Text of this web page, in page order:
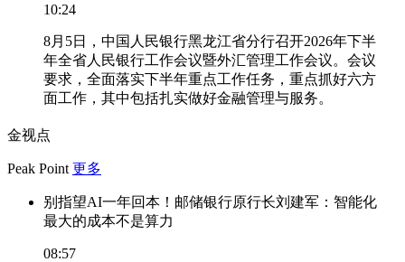
10:24
8月5日，中国人民银行黑龙江省分行召开2026年下半
年全省人民银行工作会议暨外汇管理工作会议。会议
要求，全面落实下半年重点工作任务，重点抓好六方
面工作，其中包括扎实做好金融管理与服务。
金视点
Peak Point 更多
别指望AI一年回本！邮储银行原行长刘建军：智能化
最大的成本不是算力
08:57